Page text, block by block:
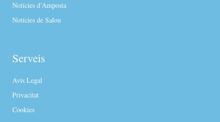
Notícies d’Amposta
Notícies de Salou
Serveis
Avís Legal
Privacitat
Cookies